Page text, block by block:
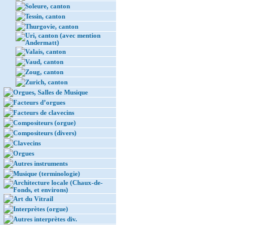
Soleure, canton
Tessin, canton
Thurgovie, canton
Uri, canton (avec mention
Andermatt)
Valais, canton
Vaud, canton
Zoug, canton
Zurich, canton
Orgues, Salles de Musique
Facteurs d’orgues
Facteurs de clavecins
Compositeurs (orgue)
Compositeurs (divers)
Clavecins
Orgues
Autres instruments
Musique (terminologie)
Architecture locale (Chaux-de-
Fonds, et environs)
Art du Vitrail
Interprètes (orgue)
Autres interprètes div.